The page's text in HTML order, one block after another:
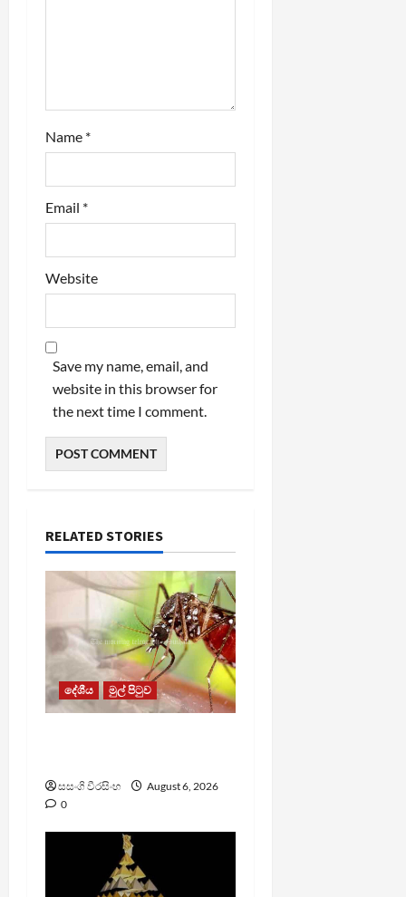
Name *
Email *
Website
Save my name, email, and
website in this browser for
the next time I comment.
RELATED STORIES
දේශීය මුල් පිටුව
සසංගි වීරසිංහ
August 6, 2026
0